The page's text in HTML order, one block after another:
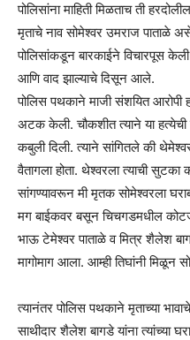
पोलिसांना माहिती मिळताच ती
मृताचे नाव सोमेश्वर उमराज पाताळे
पोलिसांकडून बारकाईने विचारपूस
आणि वाद झाल्याचे दिसून आले.
पोलिस पथकाने माजी संशयित आरोपी
अटक केली. चौकशीत त्याने या हत्येची
कबुली दिली. त्याने सांगितले की
वैतागला होता. थेश्वरला त्याची सुटका
सांगण्यावरून मी मृतक सोमेश्वरला
मग बाईकवर बसून चिचगडमधील
भाऊ टेमेश्वर पाताळे व मित्र शैलेश
मागोमाग आला. आम्ही तिघांनी मिळून
त्यानंतर पोलिस पथकाने मृताच्या
साथीदार शैलेश बागडे यांना त्यांच्या